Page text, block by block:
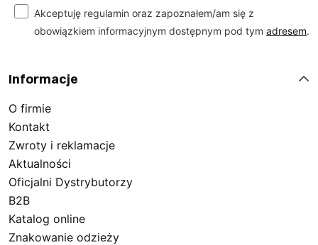
Akceptuję regulamin oraz zapoznałem/am się z
obowiązkiem informacyjnym dostępnym pod tym adresem.
Informacje
O firmie
Kontakt
Zwroty i reklamacje
Aktualności
Oficjalni Dystrybutorzy
B2B
Katalog online
Znakowanie odzieży